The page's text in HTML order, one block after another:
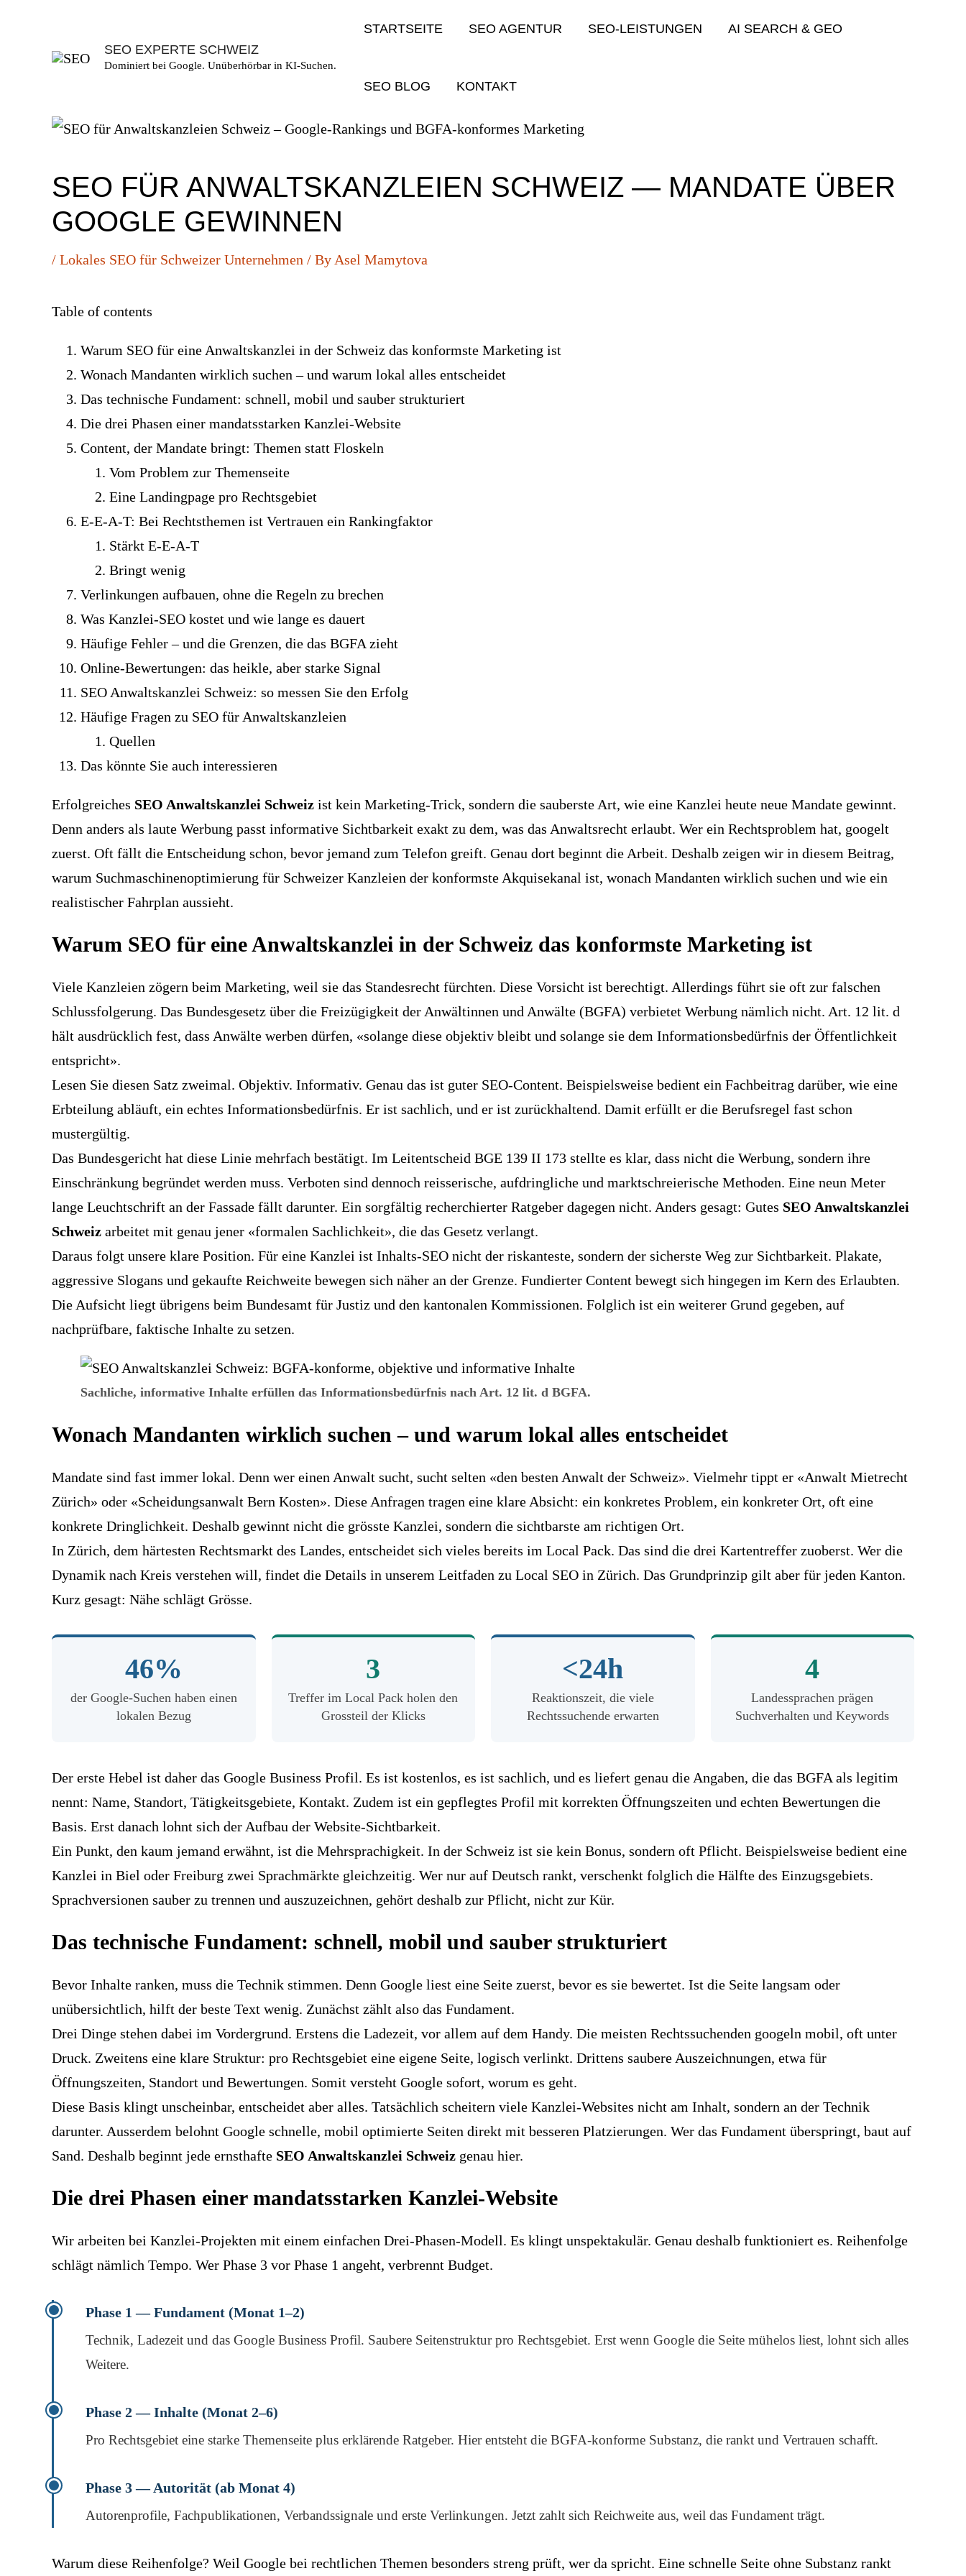
SEO EXPERTE SCHWEIZ
Dominiert bei Google. Unüberhörbar in KI-Suchen.
STARTSEITE SEO AGENTUR SEO-LEISTUNGEN AI SEARCH & GEO
SEO BLOG KONTAKT
SEO FÜR ANWALTSKANZLEIEN SCHWEIZ — MANDATE ÜBER
GOOGLE GEWINNEN
/ Lokales SEO für Schweizer Unternehmen / ByAsel Mamytova
Table of contents
Warum SEO für eine Anwaltskanzlei in der Schweiz das konformste Marketing ist
Wonach Mandanten wirklich suchen – und warum lokal alles entscheidet
Das technische Fundament: schnell, mobil und sauber strukturiert
Die drei Phasen einer mandatsstarken Kanzlei-Website
Content, der Mandate bringt: Themen statt Floskeln
Vom Problem zur Themenseite
Eine Landingpage pro Rechtsgebiet
E-E-A-T: Bei Rechtsthemen ist Vertrauen ein Rankingfaktor
Stärkt E-E-A-T
Bringt wenig
Verlinkungen aufbauen, ohne die Regeln zu brechen
Was Kanzlei-SEO kostet und wie lange es dauert
Häufige Fehler – und die Grenzen, die das BGFA zieht
Online-Bewertungen: das heikle, aber starke Signal
SEO Anwaltskanzlei Schweiz: so messen Sie den Erfolg
Häufige Fragen zu SEO für Anwaltskanzleien
Quellen
Das könnte Sie auch interessieren
Erfolgreiches SEO Anwaltskanzlei Schweiz ist kein Marketing-Trick, sondern die sauberste Art, wie eine Kanzlei heute neue Mandate gewinnt.
Denn anders als laute Werbung passt informative Sichtbarkeit exakt zu dem, was das Anwaltsrecht erlaubt. Wer ein Rechtsproblem hat, googelt
zuerst. Oft fällt die Entscheidung schon, bevor jemand zum Telefon greift. Genau dort beginnt die Arbeit. Deshalb zeigen wir in diesem Beitrag,
warum Suchmaschinenoptimierung für Schweizer Kanzleien der konformste Akquisekanal ist, wonach Mandanten wirklich suchen und wie ein
realistischer Fahrplan aussieht.
Warum SEO für eine Anwaltskanzlei in der Schweiz das konformste Marketing ist
Viele Kanzleien zögern beim Marketing, weil sie das Standesrecht fürchten. Diese Vorsicht ist berechtigt. Allerdings führt sie oft zur falschen
Schlussfolgerung. Das Bundesgesetz über die Freizügigkeit der Anwältinnen und Anwälte (BGFA) verbietet Werbung nämlich nicht. Art. 12 lit. d
hält ausdrücklich fest, dass Anwälte werben dürfen, «solange diese objektiv bleibt und solange sie dem Informationsbedürfnis der Öffentlichkeit
entspricht».
Lesen Sie diesen Satz zweimal. Objektiv. Informativ. Genau das ist guter SEO-Content. Beispielsweise bedient ein Fachbeitrag darüber, wie eine
Erbteilung abläuft, ein echtes Informationsbedürfnis. Er ist sachlich, und er ist zurückhaltend. Damit erfüllt er die Berufsregel fast schon
mustergültig.
Das Bundesgericht hat diese Linie mehrfach bestätigt. Im Leitentscheid BGE 139 II 173 stellte es klar, dass nicht die Werbung, sondern ihre
Einschränkung begründet werden muss. Verboten sind dennoch reisserische, aufdringliche und marktschreierische Methoden. Eine neun Meter
lange Leuchtschrift an der Fassade fällt darunter. Ein sorgfältig recherchierter Ratgeber dagegen nicht. Anders gesagt: Gutes SEO Anwaltskanzlei
Schweiz arbeitet mit genau jener «formalen Sachlichkeit», die das Gesetz verlangt.
Daraus folgt unsere klare Position. Für eine Kanzlei ist Inhalts-SEO nicht der riskanteste, sondern der sicherste Weg zur Sichtbarkeit. Plakate,
aggressive Slogans und gekaufte Reichweite bewegen sich näher an der Grenze. Fundierter Content bewegt sich hingegen im Kern des Erlaubten.
Die Aufsicht liegt übrigens beim Bundesamt für Justiz und den kantonalen Kommissionen. Folglich ist ein weiterer Grund gegeben, auf
nachprüfbare, faktische Inhalte zu setzen.
Sachliche, informative Inhalte erfüllen das Informationsbedürfnis nach Art. 12 lit. d BGFA.
Wonach Mandanten wirklich suchen – und warum lokal alles entscheidet
Mandate sind fast immer lokal. Denn wer einen Anwalt sucht, sucht selten «den besten Anwalt der Schweiz». Vielmehr tippt er «Anwalt Mietrecht
Zürich» oder «Scheidungsanwalt Bern Kosten». Diese Anfragen tragen eine klare Absicht: ein konkretes Problem, ein konkreter Ort, oft eine
konkrete Dringlichkeit. Deshalb gewinnt nicht die grösste Kanzlei, sondern die sichtbarste am richtigen Ort.
In Zürich, dem härtesten Rechtsmarkt des Landes, entscheidet sich vieles bereits im Local Pack. Das sind die drei Kartentreffer zuoberst. Wer die
Dynamik nach Kreis verstehen will, findet die Details in unserem Leitfaden zu Local SEO in Zürich. Das Grundprinzip gilt aber für jeden Kanton.
Kurz gesagt: Nähe schlägt Grösse.
46%
der Google-Suchen haben einen
lokalen Bezug
3
Treffer im Local Pack holen den
Grossteil der Klicks
<24h
Reaktionszeit, die viele
Rechtssuchende erwarten
4
Landessprachen prägen
Suchverhalten und Keywords
Mandanten
Antwort
unter
24
Stunden,
die
Schweiz
hat
vier
Der erste Hebel ist daher das Google Business Profil. Es ist kostenlos, es ist sachlich, und es liefert genau die Angaben, die das BGFA als legitim
nennt: Name, Standort, Tätigkeitsgebiete, Kontakt. Zudem ist ein gepflegtes Profil mit korrekten Öffnungszeiten und echten Bewertungen die
Basis. Erst danach lohnt sich der Aufbau der Website-Sichtbarkeit.
Ein Punkt, den kaum jemand erwähnt, ist die Mehrsprachigkeit. In der Schweiz ist sie kein Bonus, sondern oft Pflicht. Beispielsweise bedient eine
Kanzlei in Biel oder Freiburg zwei Sprachmärkte gleichzeitig. Wer nur auf Deutsch rankt, verschenkt folglich die Hälfte des Einzugsgebiets.
Sprachversionen sauber zu trennen und auszuzeichnen, gehört deshalb zur Pflicht, nicht zur Kür.
Das technische Fundament: schnell, mobil und sauber strukturiert
Bevor Inhalte ranken, muss die Technik stimmen. Denn Google liest eine Seite zuerst, bevor es sie bewertet. Ist die Seite langsam oder
unübersichtlich, hilft der beste Text wenig. Zunächst zählt also das Fundament.
Drei Dinge stehen dabei im Vordergrund. Erstens die Ladezeit, vor allem auf dem Handy. Die meisten Rechtssuchenden googeln mobil, oft unter
Druck. Zweitens eine klare Struktur: pro Rechtsgebiet eine eigene Seite, logisch verlinkt. Drittens saubere Auszeichnungen, etwa für
Öffnungszeiten, Standort und Bewertungen. Somit versteht Google sofort, worum es geht.
Diese Basis klingt unscheinbar, entscheidet aber alles. Tatsächlich scheitern viele Kanzlei-Websites nicht am Inhalt, sondern an der Technik
darunter. Ausserdem belohnt Google schnelle, mobil optimierte Seiten direkt mit besseren Platzierungen. Wer das Fundament überspringt, baut auf
Sand. Deshalb beginnt jede ernsthafte SEO Anwaltskanzlei Schweiz genau hier.
Die drei Phasen einer mandatsstarken Kanzlei-Website
Wir arbeiten bei Kanzlei-Projekten mit einem einfachen Drei-Phasen-Modell. Es klingt unspektakulär. Genau deshalb funktioniert es. Reihenfolge
schlägt nämlich Tempo. Wer Phase 3 vor Phase 1 angeht, verbrennt Budget.
Phase 1 — Fundament (Monat 1–2)
Technik, Ladezeit und das Google Business Profil. Saubere Seitenstruktur pro Rechtsgebiet. Erst wenn Google die Seite mühelos liest, lohnt sich alles
Weitere.
Phase 2 — Inhalte (Monat 2–6)
Pro Rechtsgebiet eine starke Themenseite plus erklärende Ratgeber. Hier entsteht die BGFA-konforme Substanz, die rankt und Vertrauen schafft.
Phase 3 — Autorität (ab Monat 4)
Autorenprofile, Fachpublikationen, Verbandssignale und erste Verlinkungen. Jetzt zahlt sich Reichweite aus, weil das Fundament trägt.
Warum diese Reihenfolge? Weil Google bei rechtlichen Themen besonders streng prüft, wer da spricht. Eine schnelle Seite ohne Substanz rankt